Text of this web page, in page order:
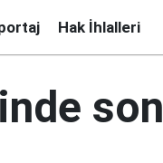
Hak İhlalleri
son